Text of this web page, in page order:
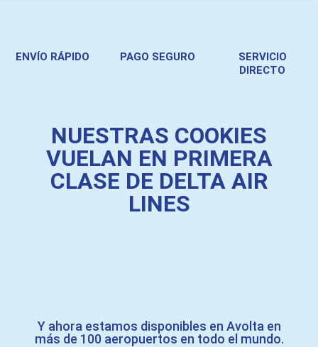
ENVÍO RÁPIDO PAGO SEGURO
SERVICIO
DIRECTO
NUESTRAS COOKIES
VUELAN EN PRIMERA
CLASE DE DELTA AIR
LINES
Y ahora estamos disponibles en Avolta en
más de 100 aeropuertos en todo el mundo.